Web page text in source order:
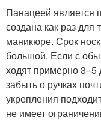
Панацеей является
создана как раз для
маникюре. Срок
большой. Если с
ходят примерно
забыть о ручках
укрепления
не имеет